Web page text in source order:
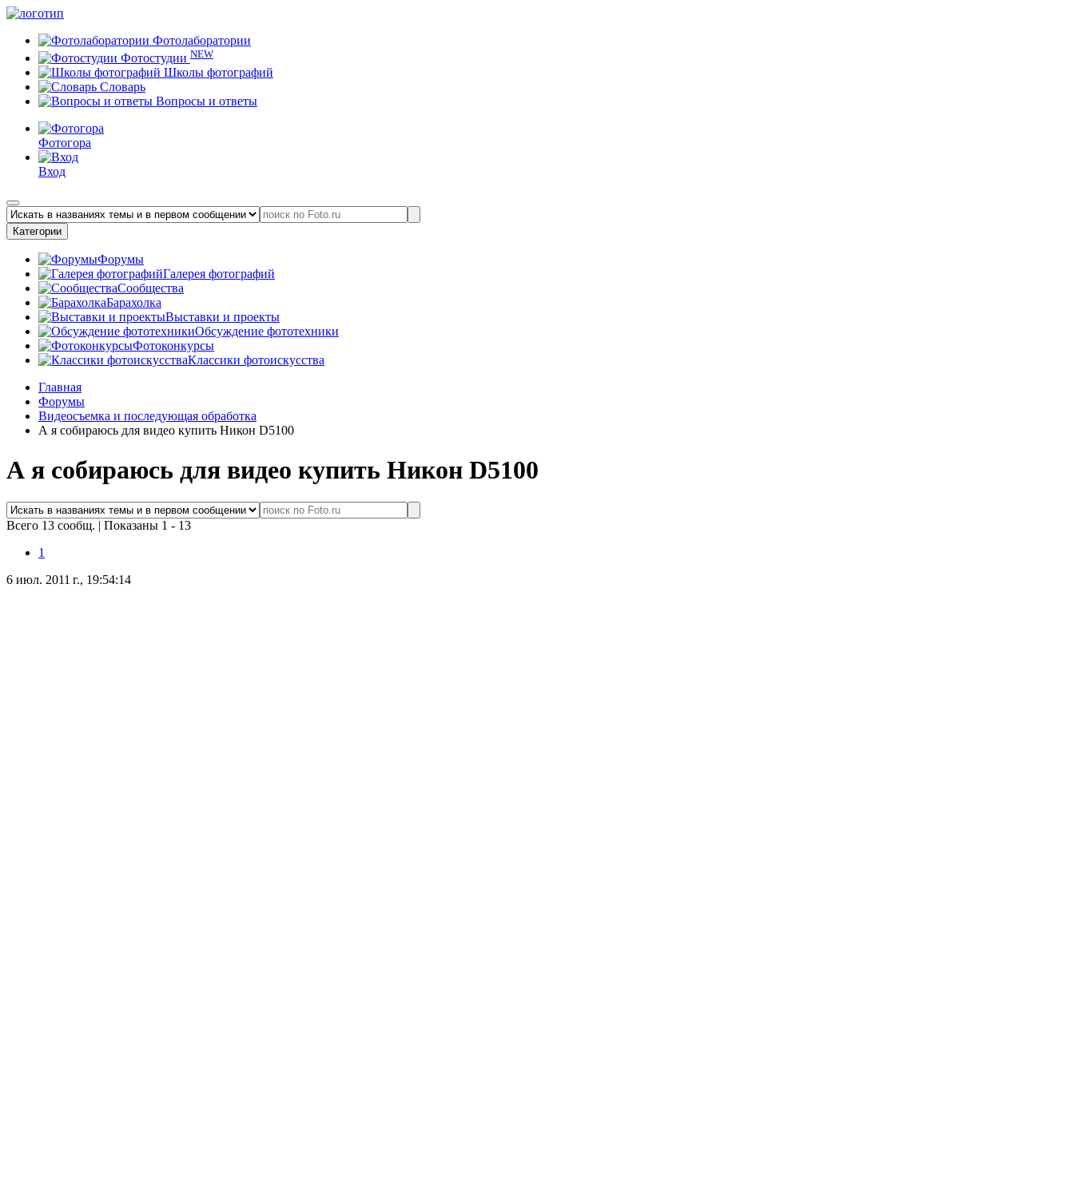
Фотолаборатории
Фотостудии NEW
Школы фотографий
Словарь
Вопросы и ответы
Фотогора
Вход
Категории
Форумы
Галерея фотографий
Сообщества
Барахолка
Выставки и проекты
Обсуждение фототехники
Фотоконкурсы
Классики фотоискусства
Главная
Форумы
Видеосъемка и последующая обработка
А я собираюсь для видео купить Никон D5100
А я собираюсь для видео купить Никон D5100
Всего 13 сообщ. | Показаны 1 - 13
1
6 июл. 2011 г., 19:54:14